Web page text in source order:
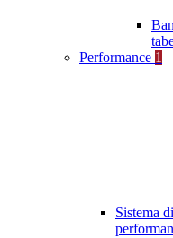
Performance 1
Sistema